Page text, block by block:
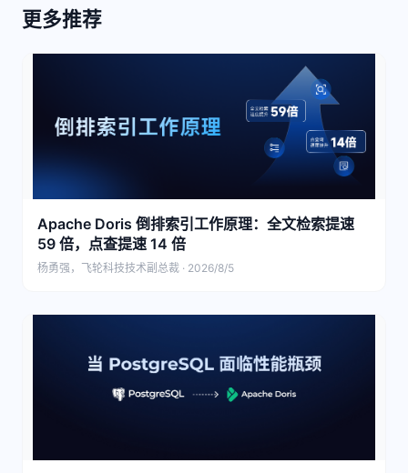
更多推荐
Apache Doris 倒排索引工作原理：全文检索提速
59 倍，点查提速 14 倍
杨勇强，飞轮科技技术副总裁 · 2026/8/5